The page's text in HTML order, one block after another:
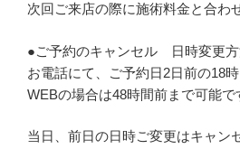
次回ご来店の際に施術料金と合わ
●ご予約のキャンセル 日時変更
お電話にて、ご予約日2日前の18時
WEBの場合は48時間前まで可能で
当日、前日の日時ご変更はキャン